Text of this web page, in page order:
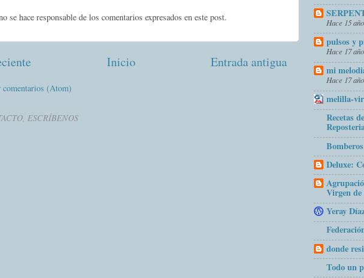
se hace responsable de los comentarios expresados en este post.
Entrada antigua
Inicio
comentarios (Atom)
ESCRÍBENOS
Hace 15
pulsos y
Hace 17
mi
Hace 17
melilla-
Recetas
Deluxe:
Virgen
Yeray
donde
Todo un